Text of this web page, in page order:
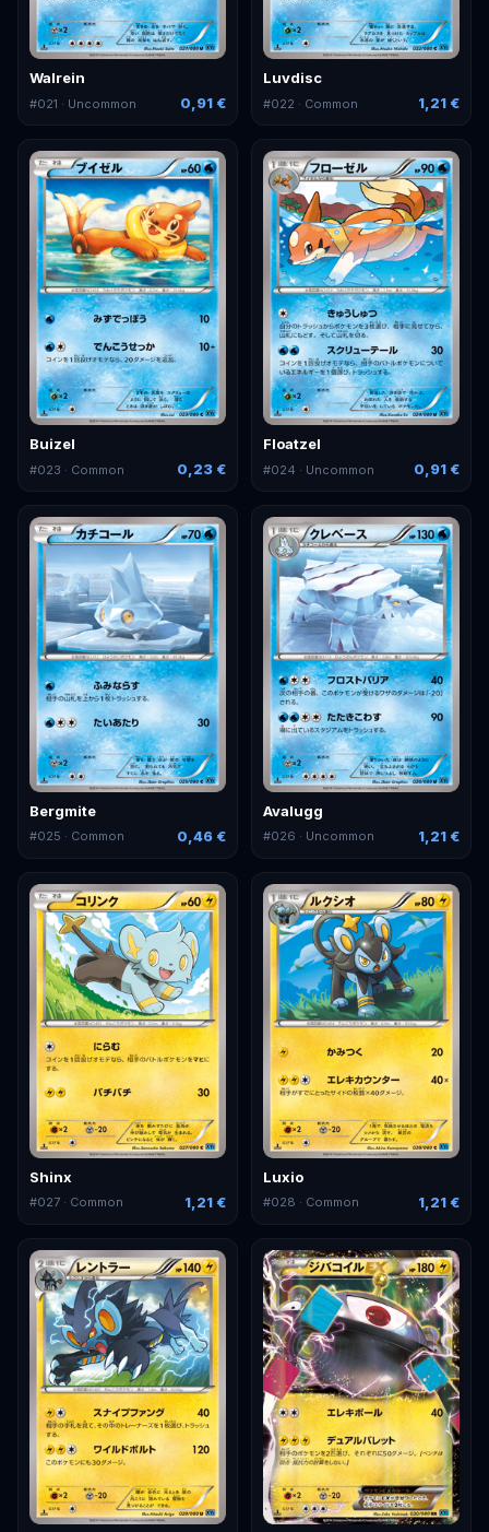
Walrein
#021 · Uncommon 0,91 €
Luvdisc
#022 · Common 1,21 €
Buizel
#023 · Common 0,23 €
Floatzel
#024 · Uncommon 0,91 €
Bergmite
#025 · Common 0,46 €
Avalugg
#026 · Uncommon 1,21 €
Shinx
#027 · Common 1,21 €
Luxio
#028 · Common 1,21 €